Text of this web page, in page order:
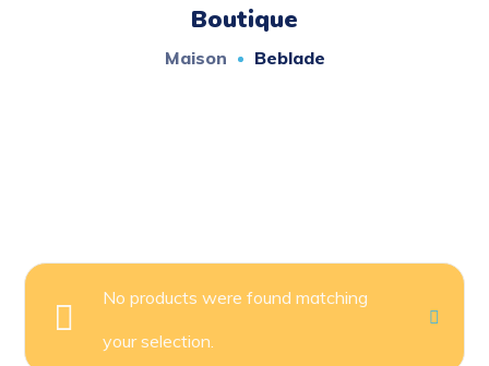
Boutique
Maison Beblade
No products were found matching
your selection.